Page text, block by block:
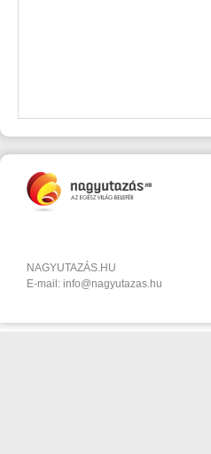
NAGYUTAZÁS.HU
E-mail: info@nagyutazas.hu